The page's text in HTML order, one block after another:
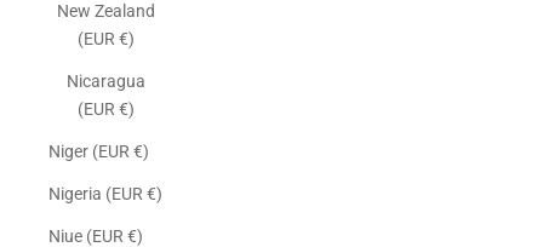
New Zealand
(EUR €)
Nicaragua
(EUR €)
Niger (EUR €)
Nigeria (EUR €)
Niue (EUR €)